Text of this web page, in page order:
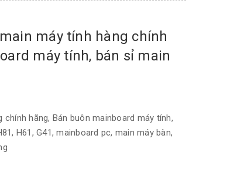
máy tính hàng chính
máy tính, bán sỉ main
hãng, Bán buôn mainboard máy tính,
H61, G41, mainboard pc, main máy bàn,